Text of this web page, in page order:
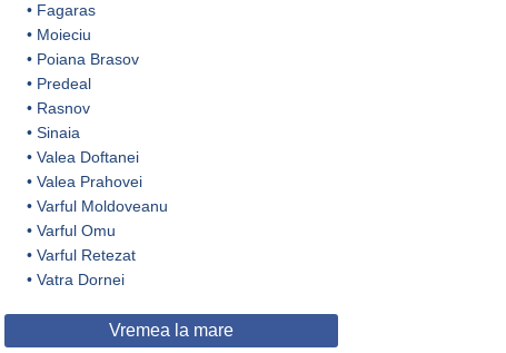
• Fagaras
• Moieciu
• Poiana Brasov
• Predeal
• Rasnov
• Sinaia
• Valea Doftanei
• Valea Prahovei
• Varful Moldoveanu
• Varful Omu
• Varful Retezat
• Vatra Dornei
Vremea la mare